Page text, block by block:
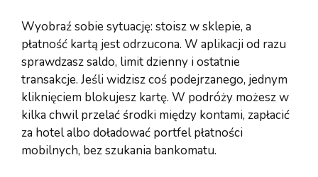
Wyobraź sobie sytuację: stoisz w sklepie, a
płatność kartą jest odrzucona. W aplikacji od razu
sprawdzasz saldo, limit dzienny i ostatnie
transakcje. Jeśli widzisz coś podejrzanego, jednym
kliknięciem blokujesz kartę. W podróży możesz w
kilka chwil przelać środki między kontami, zapłacić
za hotel albo doładować portfel płatności
mobilnych, bez szukania bankomatu.